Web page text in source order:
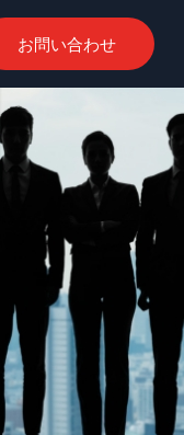
お問い合わせ